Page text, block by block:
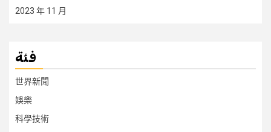
2023 年 11 月
فئة
世界新聞
娛樂
科學技術